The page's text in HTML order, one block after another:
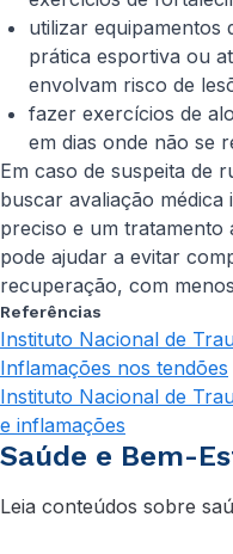
utilizar equipamentos
prática esportiva ou
envolvam risco de
fazer exercícios de
em dias onde não se
Em caso de suspeita de
buscar avaliação médica
preciso e um tratamento
pode ajudar a evitar
recuperação, com
Referências
Instituto Nacional de
Inflamações nos tendões
Instituto Nacional de
e inflamações
Saúde e Bem-
Leia conteúdos sobre